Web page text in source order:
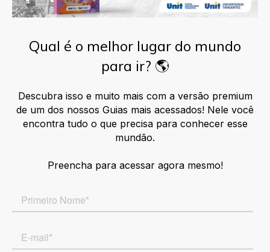
Qual é o melhor lugar do mundo
para ir? 🌎
Descubra isso e muito mais com a versão premium
de um dos nossos Guias mais acessados! Nele você
encontra tudo o que precisa para conhecer esse
mundão.
Preencha para acessar agora mesmo!